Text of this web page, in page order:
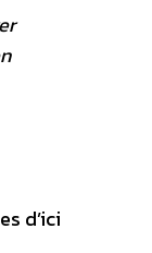
d’ici